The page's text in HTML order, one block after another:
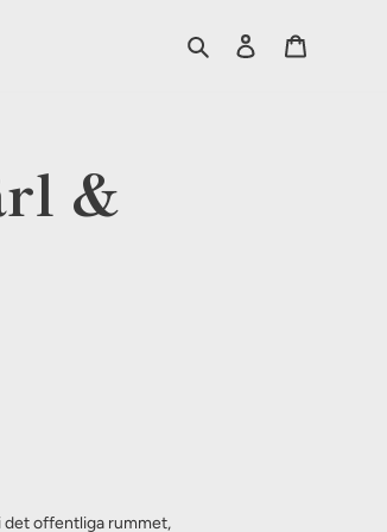
Sök Logga in
&
det offentliga rummet,